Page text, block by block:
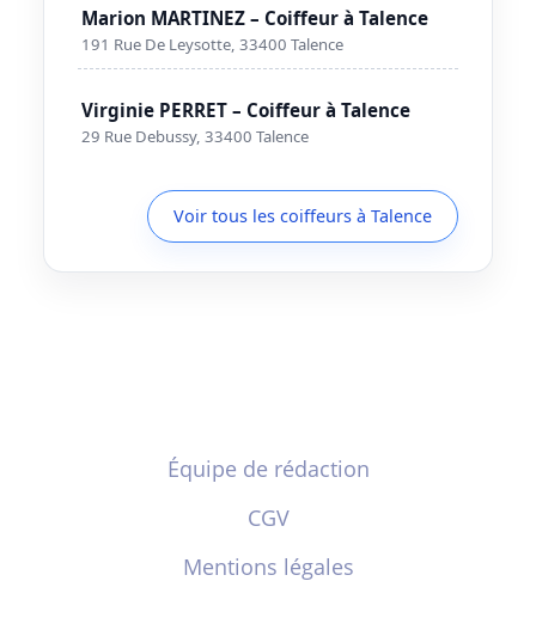
Marion MARTINEZ – Coiffeur à Talence
191 Rue De Leysotte, 33400 Talence
Virginie PERRET – Coiffeur à Talence
29 Rue Debussy, 33400 Talence
Voir tous les coiffeurs à Talence
Équipe de rédaction
CGV
Mentions légales